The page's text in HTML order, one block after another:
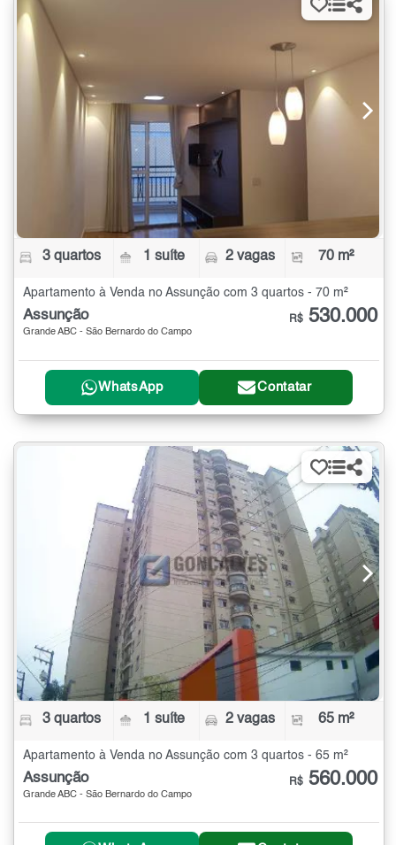
3 quartos 1 suíte 2 vagas 70 m²
Apartamento à Venda no Assunção com 3 quartos - 70 m²
Assunção
Grande ABC - São Bernardo do Campo
R$ 530.000
WhatsApp Contatar
3 quartos 1 suíte 2 vagas 65 m²
Apartamento à Venda no Assunção com 3 quartos - 65 m²
Assunção
Grande ABC - São Bernardo do Campo
R$ 560.000